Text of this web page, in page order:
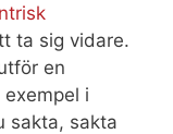
ta sig vidare.
en
i
sakta, sakta